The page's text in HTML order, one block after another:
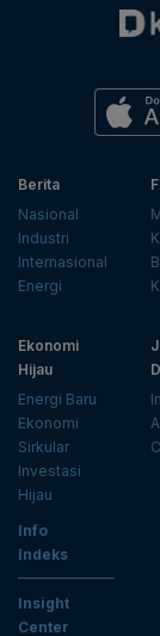
Berita
Nasional
Industri
Internasional
Energi
Ekonomi
Hijau
Energi Baru
Ekonomi
Sirkular
Investasi
Hijau
Info
Indeks
Insight
Center